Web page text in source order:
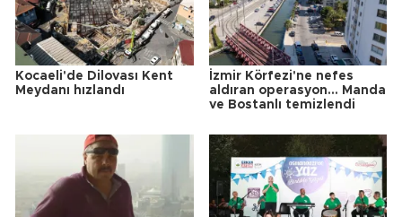
Kocaeli'de Dilovası Kent
Meydanı hızlandı
İzmir Körfezi'ne nefes
aldıran operasyon... Manda
ve Bostanlı temizlendi